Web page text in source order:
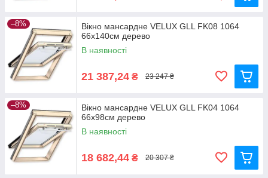
–8%
Вікно мансардне VELUX GLL FK08 1064
66x140см дерево
В наявності
21 387,24 ₴ 23 247 ₴
–8%
Вікно мансардне VELUX GLL FK04 1064
66x98см дерево
В наявності
18 682,44 ₴ 20 307 ₴